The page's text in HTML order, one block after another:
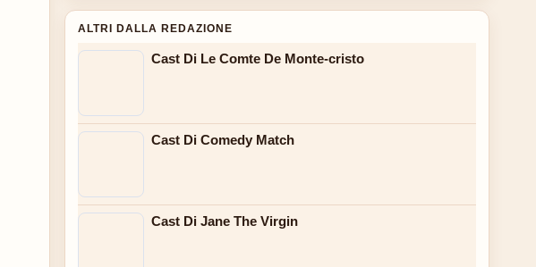
ALTRI DALLA REDAZIONE
Cast Di Le Comte De Monte-cristo
Cast Di Comedy Match
Cast Di Jane The Virgin